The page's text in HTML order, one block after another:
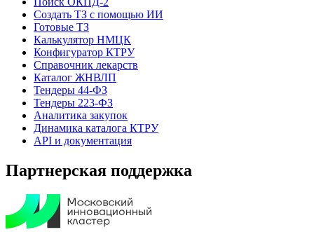
Создать ТЗ с помощью ИИ
Готовые ТЗ
Калькулятор НМЦК
Конфигуратор КТРУ
Справочник лекарств
Каталог ЖНВЛП
Тендеры 44-ФЗ
Тендеры 223-ФЗ
Аналитика закупок
Динамика каталога КТРУ
API и документация
Партнерская поддержка